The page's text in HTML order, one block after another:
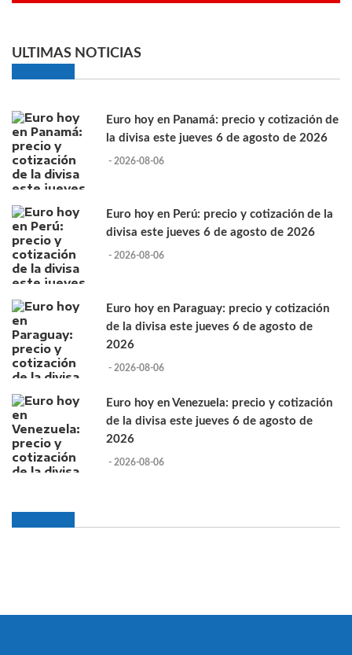
ULTIMAS NOTICIAS
Euro hoy en Panamá: precio y cotización de
la divisa este jueves 6 de agosto de 2026
- 2026-08-06
Euro hoy en Perú: precio y cotización de la
divisa este jueves 6 de agosto de 2026
- 2026-08-06
Euro hoy en Paraguay: precio y cotización
de la divisa este jueves 6 de agosto de
2026
- 2026-08-06
Euro hoy en Venezuela: precio y cotización
de la divisa este jueves 6 de agosto de
2026
- 2026-08-06